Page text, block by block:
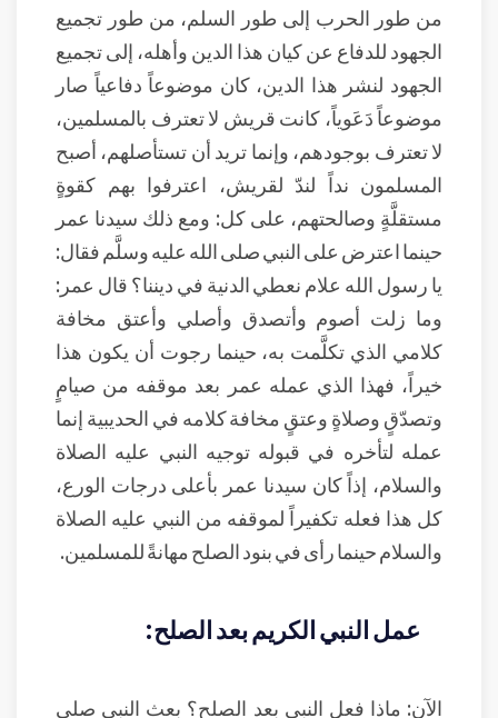
من طور الحرب إلى طور السلم، من طور تجميع
الجهود للدفاع عن كيان هذا الدين وأهله، إلى تجميع
الجهود لنشر هذا الدين، كان موضوعاً دفاعياً صار
موضوعاً دَعَوياً، كانت قريش لا تعترف بالمسلمين،
لا تعترف بوجودهم، وإنما تريد أن تستأصلهم، أصبح
المسلمون نداً لندّ لقريش، اعترفوا بهم كقوةٍ
مستقلَّةٍ وصالحتهم، على كل: ومع ذلك سيدنا عمر
حينما اعترض على النبي صلى الله عليه وسلَّم فقال:
يا رسول الله علام نعطي الدنية في ديننا؟ قال عمر:
وما زلت أصوم وأتصدق وأصلي وأعتق مخافة
كلامي الذي تكلَّمت به، حينما رجوت أن يكون هذا
خيراً، فهذا الذي عمله عمر بعد موقفه من صيامٍ
وتصدّقٍ وصلاةٍ وعتقٍ مخافة كلامه في الحديبية إنما
عمله لتأخره في قبوله توجيه النبي عليه الصلاة
والسلام، إذاً كان سيدنا عمر بأعلى درجات الورع،
كل هذا فعله تكفيراً لموقفه من النبي عليه الصلاة
والسلام حينما رأى في بنود الصلح مهانةً للمسلمين.
عمل النبي الكريم بعد الصلح:
الآن: ماذا فعل النبي بعد الصلح؟ بعث النبي صلى